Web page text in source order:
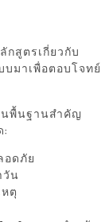
สูตรเกี่ยวกับ
บมาเพื่อตอบโจทย์
นพื้นฐานสำคัญ
:
อดภัย
น
ตุ